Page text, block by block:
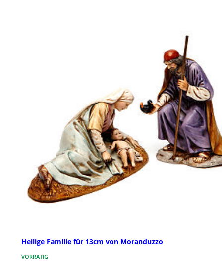
Heilige Familie für 13cm von Moranduzzo
VORRÄTIG